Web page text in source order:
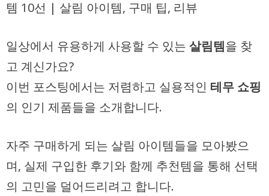
템 10선 | 살림 아이템, 구매 팁, 리뷰
일상에서 유용하게 사용할 수 있는 살림템을 찾
고 계신가요?
이번 포스팅에서는 저렴하고 실용적인 테무 쇼핑
의 인기 제품들을 소개합니다.
자주 구매하게 되는 살림 아이템들을 모아봤으
며, 실제 구입한 후기와 함께 추천템을 통해 선택
의 고민을 덜어드리려고 합니다.